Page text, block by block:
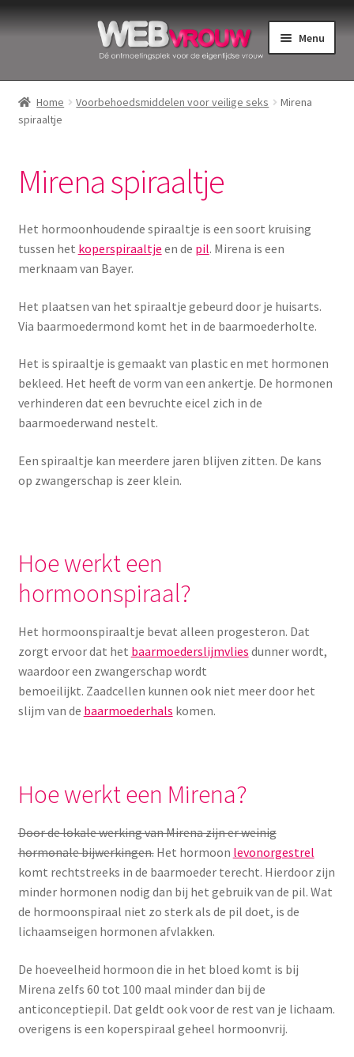
Ga
Ga
Menu
Home
Bekkenbodemspieren
Menstruatiecups
Menstruatiepijn
Menstruatiesponsjes
Seksualiteit
Tampons
Wasbaar maandverband
Wasbare zoogcompressen
Oefenbroekjes – zindelijkheidstraining
Yoni eggs
Contact
Home Voorbehoedsmiddelen voor veilige seks
Mirena
spiraaltje
Mirena spiraaltje
Het hormoonhoudende spiraaltje is een soort kruising
tussen het koperspiraaltje en de pil. Mirena is een
merknaam van Bayer.
Het plaatsen van het spiraaltje gebeurd door je huisarts.
Via baarmoedermond komt het in de baarmoederholte.
Het is spiraaltje is gemaakt van plastic en met hormonen
bekleed. Het heeft de vorm van een ankertje. De hormonen
verhinderen dat een bevruchte eicel zich in de
baarmoederwand nestelt.
Een spiraaltje kan meerdere jaren blijven zitten. De kans
op zwangerschap is zeer klein.
Hoe werkt een
hormoonspiraal?
Het hormoonspiraaltje bevat alleen progesteron. Dat
zorgt ervoor dat het baarmoederslijmvlies dunner wordt,
waardoor een zwangerschap wordt
bemoeilijkt. Zaadcellen kunnen ook niet meer door het
slijm van de baarmoederhals komen.
Hoe werkt een Mirena?
Door de lokale werking van Mirena zijn er weinig
hormonale bijwerkingen.Het hormoon levonorgestrel
komt rechtstreeks in de baarmoeder terecht. Hierdoor zijn
minder hormonen nodig dan bij het gebruik van de pil. Wat
de hormoonspiraal niet zo sterk als de pil doet, is de
lichaamseigen hormonen afvlakken.
De hoeveelheid hormoon die in het bloed komt is bij
Mirena zelfs 60 tot 100 maal minder dan bij de
anticonceptiepil. Dat geldt ook voor de rest van je lichaam.
overigens is een koperspiraal geheel hormoonvrij.